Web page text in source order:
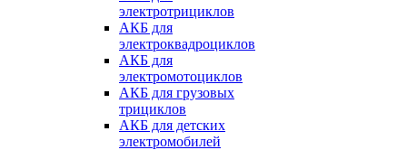
электротрициклов
АКБ для
электроквадроциклов
АКБ для
электромотоциклов
АКБ для грузовых
трициклов
АКБ для детских
электромобилей